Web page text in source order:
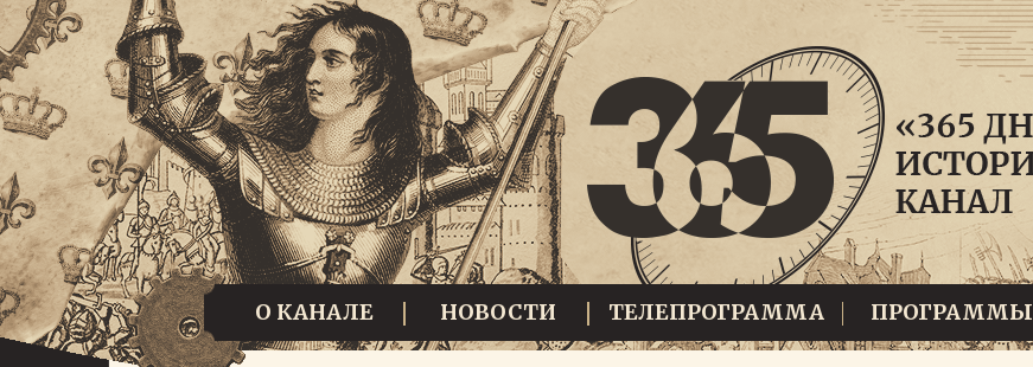
О КАНАЛЕ НОВОСТИ ТЕЛЕПРОГРАММА ПРОГРАММЫ